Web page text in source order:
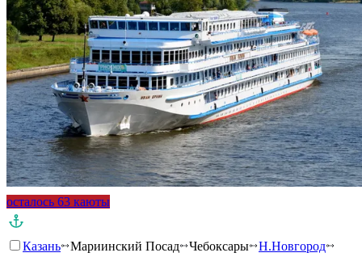
осталось 63 каюты
Казань Мариинский Посад Чебоксары
Н.Новгород